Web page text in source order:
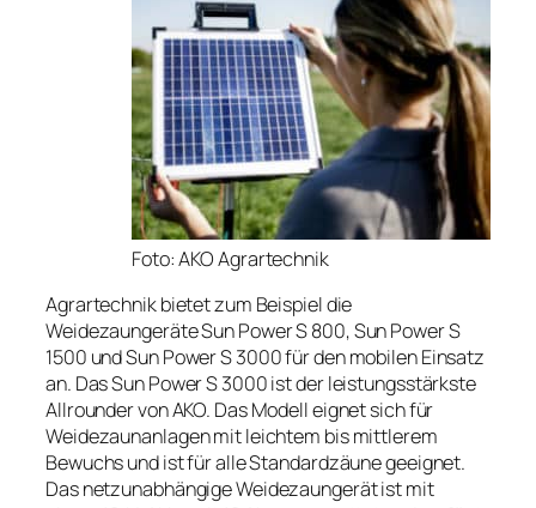
Foto: AKO Agrartechnik
Agrartechnik bietet zum Beispiel die
Weidezaungeräte Sun Power S 800, Sun Power S
1500 und Sun Power S 3000 für den mobilen Einsatz
an. Das Sun Power S 3000 ist der leistungsstärkste
Allrounder von AKO. Das Modell eignet sich für
Weidezaunanlagen mit leichtem bis mittlerem
Bewuchs und ist für alle Standardzäune geeignet.
Das netzunabhängige Weidezaungerät ist mit